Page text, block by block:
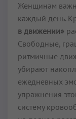
Женщинам
каждый день.
в движении»
Свободные,
ритмичные
убирают
ежедневных
упражнения
систему